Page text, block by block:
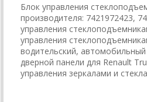
Блок управления
производителя: 7421972423,
управления
управления
водительский,
дверной панели для Renault
управления зеркалами и